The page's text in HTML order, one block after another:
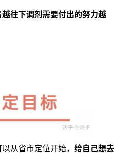
往下调剂需要付出的努力越
从省市定位开始， 给自己想去